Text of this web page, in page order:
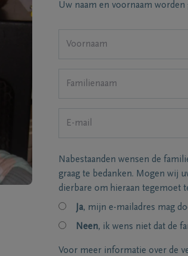
Uw naam en voornaam
Nabestaanden wensen de
graag te bedanken. Mogen wij
dierbare om hieraan tegemoet
Ja, mijn e-mailadres mag
Neen, ik wens niet dat de
Voor meer informatie over de